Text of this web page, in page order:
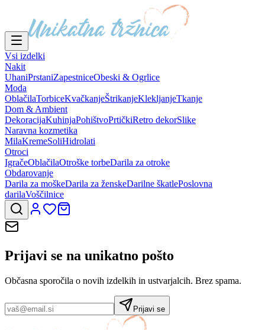
Vsi izdelki
Nakit
UhaniPrstaniZapestniceObeski & Ogrlice
Moda
OblačilaTorbiceKvačkanjeŠtrikanjeKlekljanjeTkanje
Dom & Ambient
DekoracijaKuhinjaPohištvoPrtičkiRetro dekorSlike
Naravna kozmetika
MilaKremeSoliHidrolati
Otroci
IgračeOblačilaOtroške torbeDarila za otroke
Obdarovanje
Darila za moškeDarila za ženskeDarilne škatlePoslovna
darilaVoščilnice
Prijavi se na unikatno pošto
Občasna sporočila o novih izdelkih in ustvarjalcih. Brez spama.
Prijavi se